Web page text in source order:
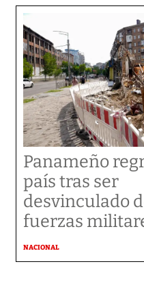
Panameño
país tras ser
desvinculado
fuerzas
NACIONAL